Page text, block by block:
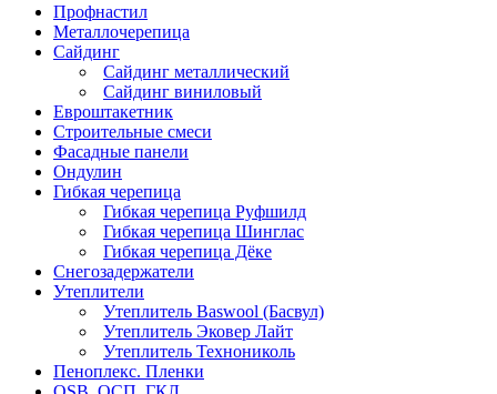
Профнастил
Металлочерепица
Сайдинг
Сайдинг металлический
Сайдинг виниловый
Евроштакетник
Строительные смеси
Фасадные панели
Ондулин
Гибкая черепица
Гибкая черепица Руфшилд
Гибкая черепица Шинглас
Гибкая черепица Дёке
Снегозадержатели
Утеплители
Утеплитель Baswool (Басвул)
Утеплитель Эковер Лайт
Утеплитель Технониколь
Пеноплекс. Пленки